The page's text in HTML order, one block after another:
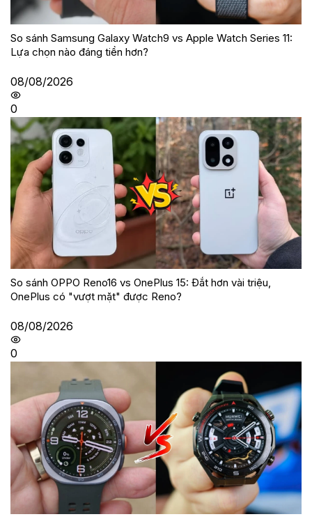
So sánh Samsung Galaxy Watch9 vs Apple Watch Series 11:
Lựa chọn nào đáng tiền hơn?
08/08/2026
0
So sánh OPPO Reno16 vs OnePlus 15: Đắt hơn vài triệu,
OnePlus có "vượt mặt" được Reno?
08/08/2026
0